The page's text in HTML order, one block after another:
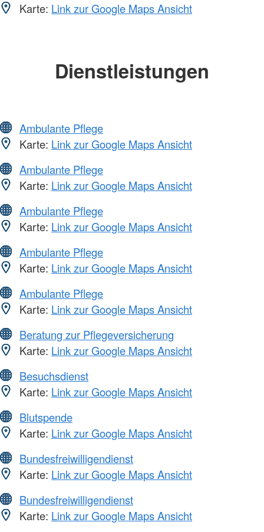
Karte: Link zur Google Maps Ansicht
Dienstleistungen
Ambulante Pflege
Karte: Link zur Google Maps Ansicht
Ambulante Pflege
Karte: Link zur Google Maps Ansicht
Ambulante Pflege
Karte: Link zur Google Maps Ansicht
Ambulante Pflege
Karte: Link zur Google Maps Ansicht
Ambulante Pflege
Karte: Link zur Google Maps Ansicht
Beratung zur Pflegeversicherung
Karte: Link zur Google Maps Ansicht
Besuchsdienst
Karte: Link zur Google Maps Ansicht
Blutspende
Karte: Link zur Google Maps Ansicht
Bundesfreiwilligendienst
Karte: Link zur Google Maps Ansicht
Bundesfreiwilligendienst
Karte: Link zur Google Maps Ansicht